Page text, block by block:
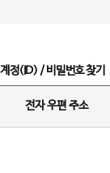
계정(ID) / 비밀번호 찾기
전자 우편 주소